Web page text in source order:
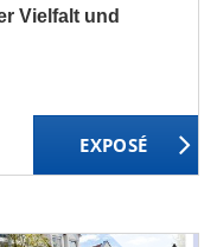
Vielfalt und